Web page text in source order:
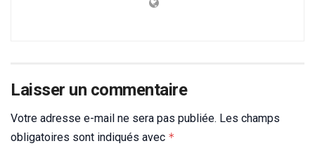
Laisser un commentaire
Votre adresse e-mail ne sera pas publiée. Les champs
obligatoires sont indiqués avec *